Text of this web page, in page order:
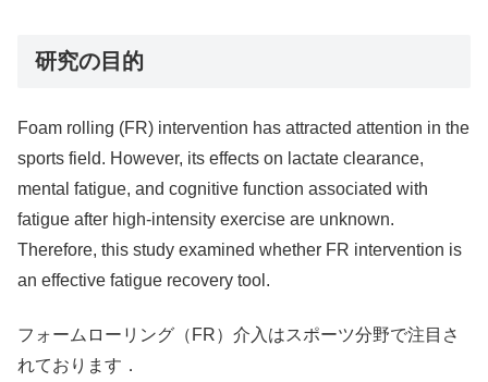
研究の目的
Foam rolling (FR) intervention has attracted attention in the
sports field. However, its effects on lactate clearance,
mental fatigue, and cognitive function associated with
fatigue after high-intensity exercise are unknown.
Therefore, this study examined whether FR intervention is
an effective fatigue recovery tool.
フォームローリング（FR）介入はスポーツ分野で注目さ
れております．